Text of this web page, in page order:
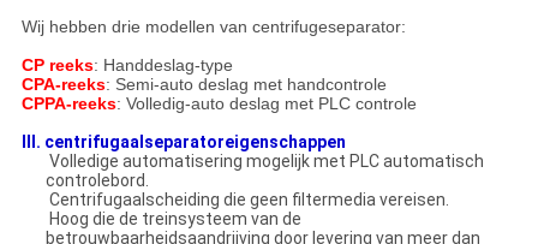
Wij hebben drie modellen van centrifugeseparator:
CP reeks: Handdeslag-type
CPA-reeks: Semi-auto deslag met handcontrole
CPPA-reeks: Volledig-auto deslag met PLC controle
III. centrifugaalseparatoreigenschappen
Volledige automatisering mogelijk met PLC automatisch
controlebord.
Centrifugaalscheiding die geen filtermedia vereisen.
Hoog die de treinsysteem van de
betrouwbaarheidsaandrijving door levering van meer dan